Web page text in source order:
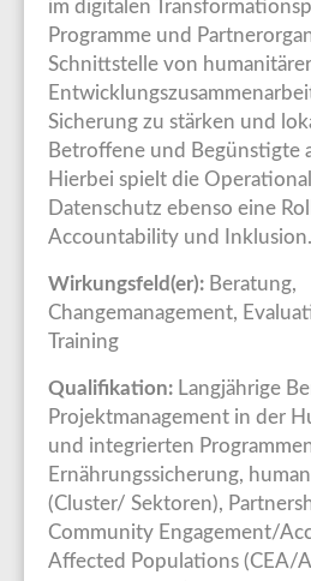
im digitalen
Programme und
Schnittstelle von
Sicherung zu stärken und
Betroffene und Begünstigte
Hierbei spielt die
Datenschutz ebenso eine
Accountability und Inklusion.
Wirkungsfeld(er): Beratung,
Changemanagement,
Training
Qualifikation: Langjährige
Projektmanagement in der
und integrierten
Ernährungssicherung,
(Cluster/ Sektoren),
Community Engagement/
Affected Populations (CEA/